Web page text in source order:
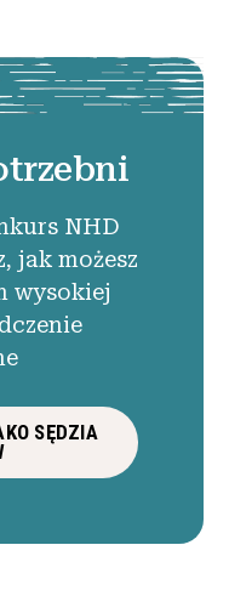
NHD
jak możesz
wysokiej
SĘDZIA